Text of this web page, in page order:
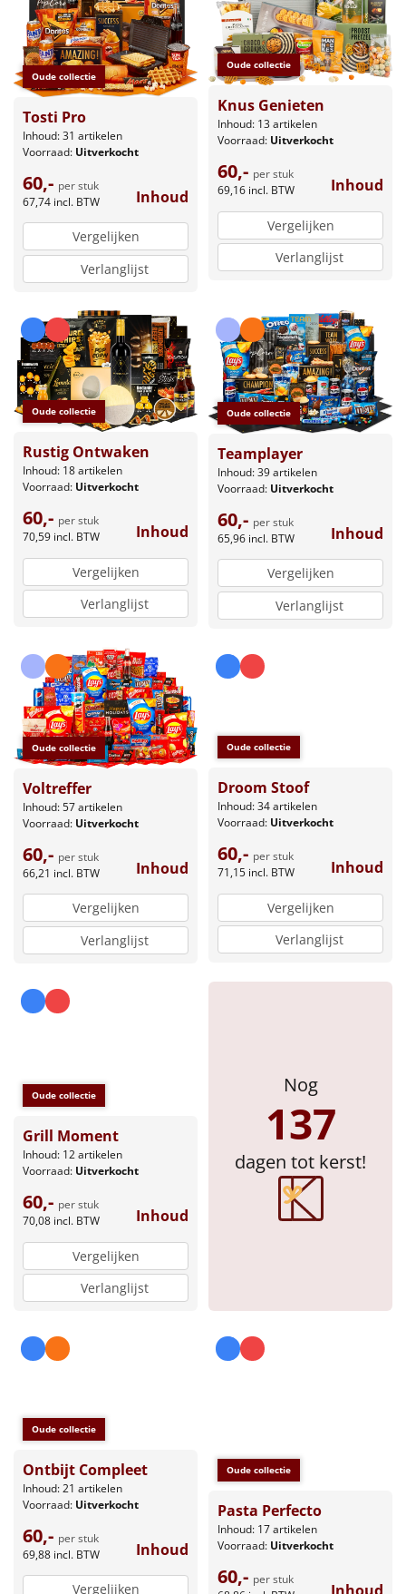
Oude collectie
Tosti Pro
Inhoud: 31 artikelen
Voorraad: Uitverkocht
60,- per stuk
67,74 incl. BTW Inhoud
Vergelijken
Verlanglijst
Oude collectie
Knus Genieten
Inhoud: 13 artikelen
Voorraad: Uitverkocht
60,- per stuk
69,16 incl. BTW Inhoud
Vergelijken
Verlanglijst
Oude collectie
Rustig Ontwaken
Inhoud: 18 artikelen
Voorraad: Uitverkocht
60,- per stuk
70,59 incl. BTW Inhoud
Vergelijken
Verlanglijst
Oude collectie
Teamplayer
Inhoud: 39 artikelen
Voorraad: Uitverkocht
60,- per stuk
65,96 incl. BTW Inhoud
Vergelijken
Verlanglijst
Oude collectie
Voltreffer
Inhoud: 57 artikelen
Voorraad: Uitverkocht
60,- per stuk
66,21 incl. BTW Inhoud
Vergelijken
Verlanglijst
Oude collectie
Droom Stoof
Inhoud: 34 artikelen
Voorraad: Uitverkocht
60,- per stuk
71,15 incl. BTW Inhoud
Vergelijken
Verlanglijst
Oude collectie
Grill Moment
Inhoud: 12 artikelen
Voorraad: Uitverkocht
60,- per stuk
70,08 incl. BTW Inhoud
Vergelijken
Verlanglijst
Nog
137
dagen tot kerst!
Oude collectie
Ontbijt Compleet
Inhoud: 21 artikelen
Voorraad: Uitverkocht
60,- per stuk
69,88 incl. BTW Inhoud
Vergelijken
Oude collectie
Pasta Perfecto
Inhoud: 17 artikelen
Voorraad: Uitverkocht
60,- per stuk